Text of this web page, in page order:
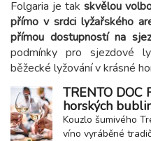
TRENTO DOC
horských
Kouzlo šumivého Trento DOC
víno vyráběné
Folgaria je tak skvělou
přímo v srdci lyžařského
přímou dostupností na
podmínky pro sjezdové
běžecké lyžování v krásné